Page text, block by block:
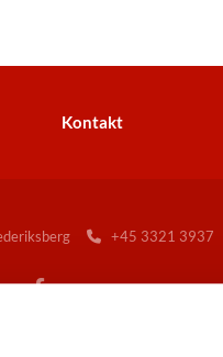
Kontakt
+45 3321 3937